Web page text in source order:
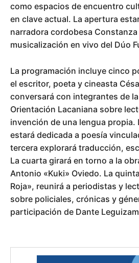
como espacios de encuentro
en clave actual. La apertura
narradora cordobesa
musicalización en vivo del Dúo
La programación incluye cinco
el escritor, poeta y cineasta
conversará con integrantes de
Orientación Lacaniana sobre
invención de una lengua propia.
estará dedicada a poesía
tercera explorará traducción,
La cuarta girará en torno a la
Antonio «Kuki» Oviedo. La
Roja», reunirá a periodistas y
sobre policiales, crónicas y
participación de Dante